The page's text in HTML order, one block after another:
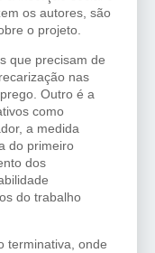
os autores, são
o projeto.
que precisam de
nas
Outro é a
como
a medida
do primeiro
dos
do trabalho
terminativa, onde